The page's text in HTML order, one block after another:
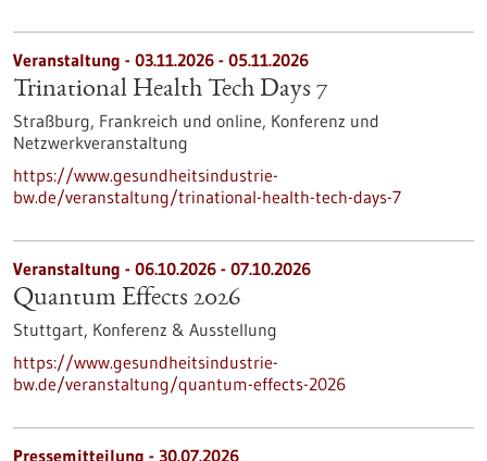
Veranstaltung - 03.11.2026 - 05.11.2026
Trinational Health Tech Days 7
Straßburg, Frankreich und online, Konferenz und
Netzwerkveranstaltung
https://www.gesundheitsindustrie-
bw.de/veranstaltung/trinational-health-tech-days-7
Veranstaltung - 06.10.2026 - 07.10.2026
Quantum Effects 2026
Stuttgart, Konferenz & Ausstellung
https://www.gesundheitsindustrie-
bw.de/veranstaltung/quantum-effects-2026
Pressemitteilung - 30.07.2026